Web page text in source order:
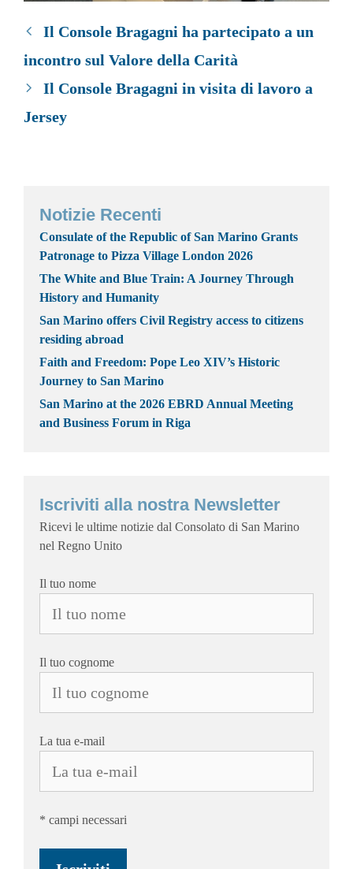
Il Console Bragagni ha partecipato a un
incontro sul Valore della Carità
Il Console Bragagni in visita di lavoro a
Jersey
Notizie Recenti
Consulate of the Republic of San Marino Grants
Patronage to Pizza Village London 2026
The White and Blue Train: A Journey Through
History and Humanity
San Marino offers Civil Registry access to citizens
residing abroad
Faith and Freedom: Pope Leo XIV’s Historic
Journey to San Marino
San Marino at the 2026 EBRD Annual Meeting
and Business Forum in Riga
Iscriviti alla nostra Newsletter
Ricevi le ultime notizie dal Consolato di San Marino
nel Regno Unito
Il tuo nome
Il tuo cognome
La tua e-mail
* campi necessari